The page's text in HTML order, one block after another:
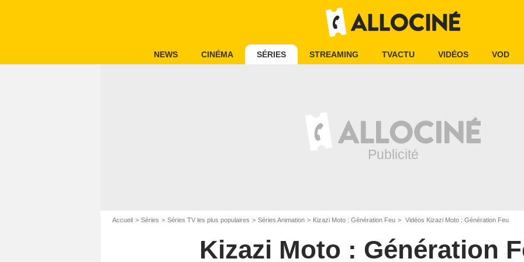
NEWS CINÉMA SÉRIES STREAMING TVACTU VIDÉOS VOD
Accueil Séries Séries TV les plus populaires Séries Animation Kizazi Moto : Génération Feu Vidéos Kizazi Moto : Génération Feu
Kizazi Moto : Génération